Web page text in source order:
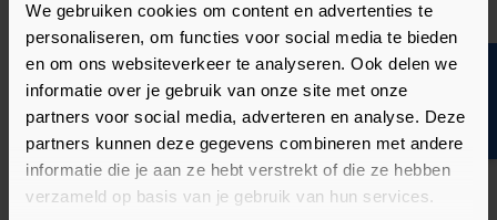
We gebruiken cookies om content en advertenties te
personaliseren, om functies voor social media te bieden
en om ons websiteverkeer te analyseren. Ook delen we
informatie over je gebruik van onze site met onze
partners voor social media, adverteren en analyse. Deze
partners kunnen deze gegevens combineren met andere
informatie die je aan ze hebt verstrekt of die ze hebben
verzameld op basis van je gebruik van hun services.
Beoordeling schrijven
Veelgestelde vragen
Hier vind je antwoorden op de meest gestelde vragen over dit
product. We hebben de belangrijkste onderwerpen alvast
voor je op een rij gezet zodat je snel verder kunt.
Kun je het antwoord op jouw vraag niet vinden? Neem dan
gerust contact op met een van onze experts we helpen je
graag verder!